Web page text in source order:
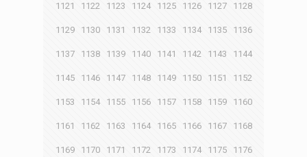
1121 1122 1123 1124 1125 1126 1127 1128
1129 1130 1131 1132 1133 1134 1135 1136
1137 1138 1139 1140 1141 1142 1143 1144
1145 1146 1147 1148 1149 1150 1151 1152
1153 1154 1155 1156 1157 1158 1159 1160
1161 1162 1163 1164 1165 1166 1167 1168
1169 1170 1171 1172 1173 1174 1175 1176